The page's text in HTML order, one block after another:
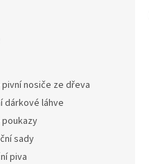
nosiče ze dřeva
dárkové láhve
sady
piva